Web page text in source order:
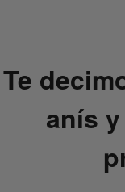
Te
anís